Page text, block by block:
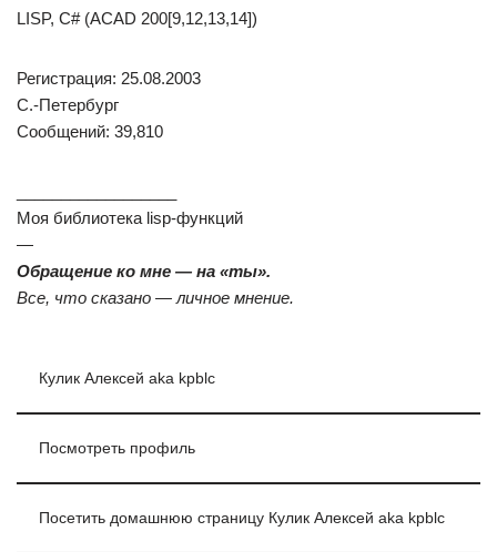
LISP, C# (ACAD 200[9,12,13,14])
Регистрация: 25.08.2003
С.-Петербург
Сообщений: 39,810
Моя библиотека lisp-функций
—
Обращение ко мне — на «ты».
Все, что сказано — личное мнение.
Кулик Алексей aka kpblc
Посмотреть профиль
Посетить домашнюю страницу Кулик Алексей aka kpblc